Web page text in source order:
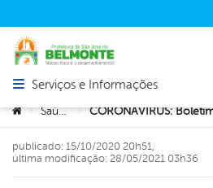
Abrir menu principal de navegação
Serviços e Informações
Você está aqui:
> Saúde >
publicado: 15/10/2020 20h51,
última modificação: 28/05/2021 03h36